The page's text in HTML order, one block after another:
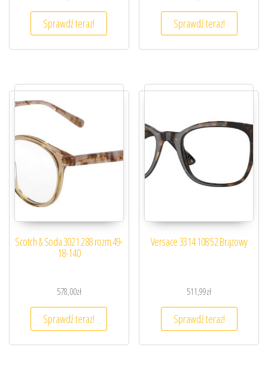
Sprawdź teraz! Sprawdź teraz!
Scotch & Soda 3021 288 rozm.49-
18-140
578,00zł
Sprawdź teraz!
Versace 3314 108 52 Brązowy
511,99zł
Sprawdź teraz!